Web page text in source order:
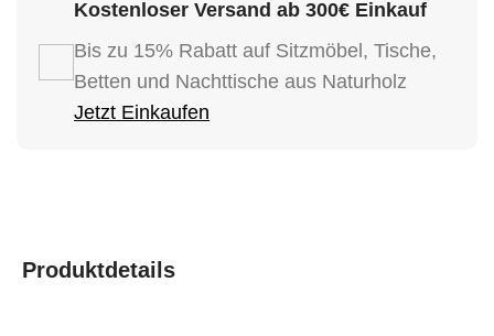
Kostenloser Versand ab 300€ Einkauf
Bis zu 15% Rabatt auf Sitzmöbel, Tische,
Betten und Nachttische aus Naturholz
Jetzt Einkaufen
Produktdetails